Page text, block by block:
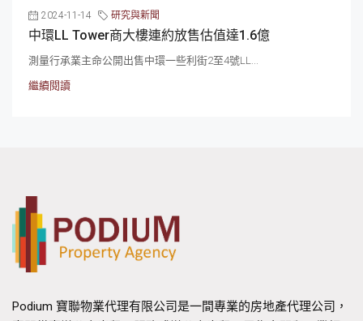
2024-11-14 研究與新聞
中環LL Tower商大樓連約放售估值達1.6億
測量行承業主命公開出售中環一些利街2至4號LL...
繼續閱讀
Podium 寶聯物業代理有限公司是一間專業的房地產代理公司，